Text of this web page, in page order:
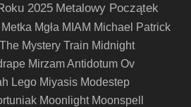
2025 Metalowy Początek
Metka Mgła MIAM Michael Patrick
Mystery Train Midnight
Mirzam Antidotum Ov
Lego Miyasis Modestep
Moonlight Moonspell